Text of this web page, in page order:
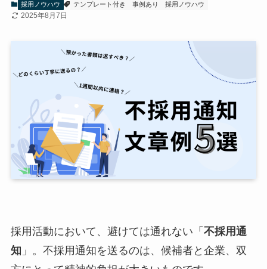
採用ノウハウ テンプレート付き 事例あり 採用ノウハウ
2025年8月7日
採用活動において、避けては通れない「 不採用通
知 」。不採用通知を送るのは、候補者と企業、双